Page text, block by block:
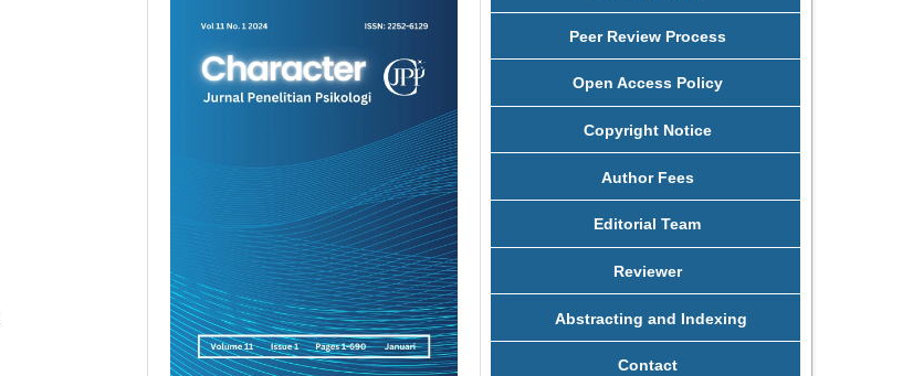
Peer Review Process
Open Access Policy
Copyright Notice
Author Fees
Editorial Team
Reviewer
Abstracting and Indexing
Contact